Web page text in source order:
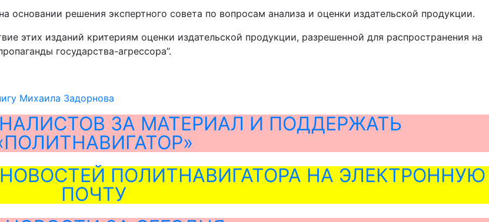
основании решения экспертного совета по вопросам анализа и оценки издательской продукции.
этих изданий критериям оценки издательской продукции, разрешенной для распространения на
государства-агрессора”.
Михаила Задорнова
ЗА МАТЕРИАЛ И ПОДДЕРЖАТЬ
ПОЛИТНАВИГАТОРА НА ЭЛЕКТРОННУЮ
ПОЧТУ